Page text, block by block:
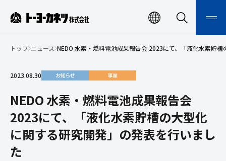
ト
ヨ
カ
ネ
株
式
会
EN
検
検索
メ
ュ
ー
トップ ニュース NEDO ⽔素・燃料電池成果報告会 2023にて、「液化⽔素貯
2023.08.30 お知らせ 事業
NEDO ⽔素・燃料電池成果報告会
2023にて、「液化⽔素貯槽の⼤型化
に関する研究開発」の発表を行いまし
た